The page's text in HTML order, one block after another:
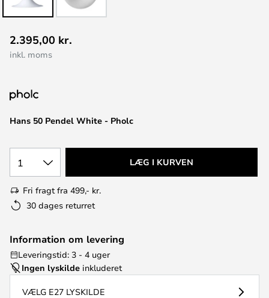
til
starten
billedgalleriet
Hans 50 Pendel White - Pholc
2.395,00 kr.
inkl. moms
1 LÆG I KURVEN
Fri fragt fra 499,- kr.
30 dages returret
Information om levering
Leveringstid: 3 - 4 uger
Ingen lyskilde inkluderet
VÆLG E27 LYSKILDE